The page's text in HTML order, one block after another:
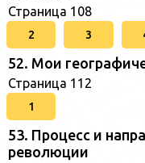
Страница 108
2 3
52. Мои
Страница 112
1
53. Процесс и
революции